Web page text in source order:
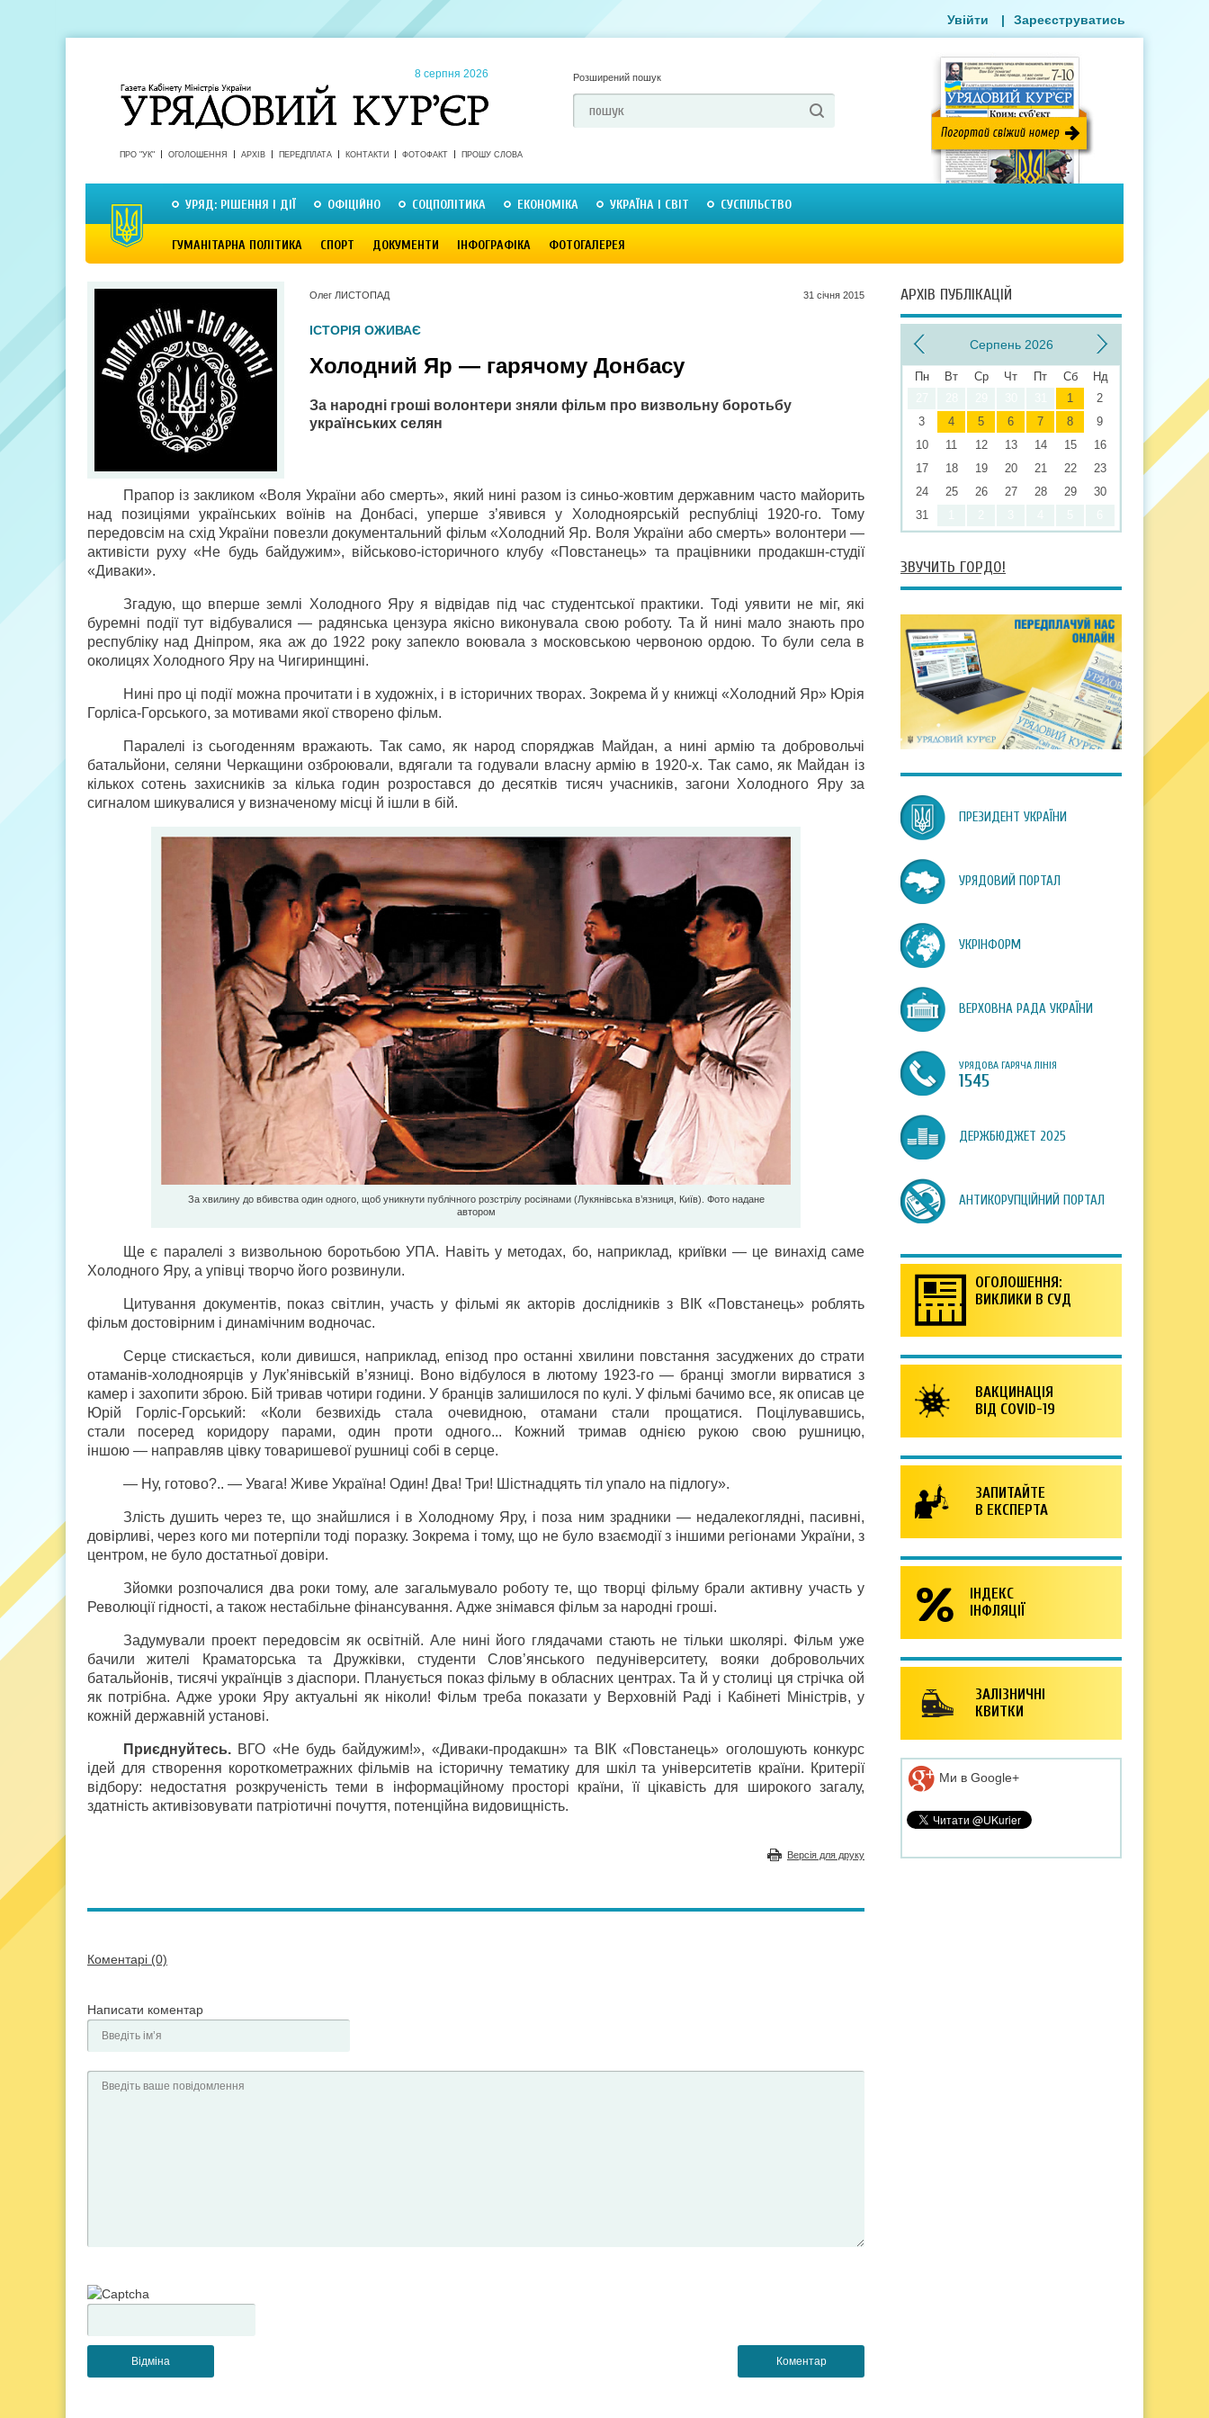
8 серпня 2026 Розширений пошук
ПРО "УК" ОГОЛОШЕННЯ АРХІВ ПЕРЕДПЛАТА КОНТАКТИ ФОТОФАКТ ПРОШУ СЛОВА
УРЯД: РІШЕННЯ І ДІЇ ОФІЦІЙНО СОЦПОЛІТИКА ЕКОНОМІКА УКРАЇНА І СВІТ СУСПІЛЬСТВО
ГУМАНІТАРНА ПОЛІТИКА СПОРТ ДОКУМЕНТИ ІНФОГРАФІКА ФОТОГАЛЕРЕЯ
Увійти | Зареєструватись
Олег ЛИСТОПАД 31 сiчня 2015
ІСТОРІЯ ОЖИВАЄ
Холодний Яр — гарячому Донбасу
За народні гроші волонтери зняли фільм про визвольну боротьбу
українських селян
Прапор із закликом «Воля України або смерть», який нині разом із синьо-жовтим державним часто майорить
над позиціями українських воїнів на Донбасі, уперше з’явився у Холодноярській республіці 1920-го. Тому
передовсім на cхід України повезли документальний фільм «Холодний Яр. Воля України або смерть» волонтери —
активісти руху «Не будь байдужим», військово-історичного клубу «Повстанець» та працівники продакшн-студії
«Диваки».
Згадую, що вперше землі Холодного Яру я відвідав під час студентської практики. Тоді уявити не міг, які
буремні події тут відбувалися — радянська цензура якісно виконувала свою роботу. Та й нині мало знають про
республіку над Дніпром, яка аж до 1922 року запекло воювала з московською червоною ордою. То були села в
околицях Холодного Яру на Чигиринщині.
Нині про ці події можна прочитати і в художніх, і в історичних творах. Зокрема й у книжці «Холодний Яр» Юрія
Горліса-Горського, за мотивами якої створено фільм.
Паралелі із сьогоденням вражають. Так само, як народ споряджав Майдан, а нині армію та добровольчі
батальйони, селяни Черкащини озброювали, вдягали та годували власну армію в 1920-х. Так само, як Майдан із
кількох сотень захисників за кілька годин розростався до десятків тисяч учасників, загони Холодного Яру за
сигналом шикувалися у визначеному місці й ішли в бій.
За хвилину до вбивства один одного, щоб уникнути публічного розстрілу росіянами (Лукянівська в’язниця, Київ). Фото надане
автором
Ще є паралелі з визвольною боротьбою УПА. Навіть у методах, бо, наприклад, криївки — це винахід саме
Холодного Яру, а упівці творчо його розвинули.
Цитування документів, показ світлин, участь у фільмі як акторів дослідників з ВІК «Повстанець» роблять
фільм достовірним і динамічним водночас.
Серце стискається, коли дивишся, наприклад, епізод про останні хвилини повстання засуджених до страти
отаманів-холодноярців у Лук’янівській в’язниці. Воно відбулося в лютому 1923-го — бранці змогли вирватися з
камер і захопити зброю. Бій тривав чотири години. У бранців залишилося по кулі. У фільмі бачимо все, як описав це
Юрій Горліс-Горський: «Коли безвихідь стала очевидною, отамани стали прощатися. Поцілувавшись,
стали посеред коридору парами, один проти одного... Кожний тримав однією рукою свою рушницю,
іншою — направляв цівку товаришевої рушниці собі в серце.
— Ну, готово?.. — Увага! Живе Україна! Один! Два! Три! Шістнадцять тіл упало на підлогу».
Злість душить через те, що знайшлися і в Холодному Яру, і поза ним зрадники — недалекоглядні, пасивні,
довірливі, через кого ми потерпіли тоді поразку. Зокрема і тому, що не було взаємодії з іншими регіонами України, з
центром, не було достатньої довіри.
Зйомки розпочалися два роки тому, але загальмувало роботу те, що творці фільму брали активну участь у
Революції гідності, а також нестабільне фінансування. Адже знімався фільм за народні гроші.
Задумували проект передовсім як освітній. Але нині його глядачами стають не тільки школярі. Фільм уже
бачили жителі Краматорська та Дружківки, студенти Слов’янського педуніверситету, вояки добровольчих
батальйонів, тисячі українців з діаспори. Планується показ фільму в обласних центрах. Та й у столиці ця стрічка ой
як потрібна. Адже уроки Яру актуальні як ніколи! Фільм треба показати у Верховній Раді і Кабінеті Міністрів, у
кожній державній установі.
Приєднуйтесь. ВГО «Не будь байдужим!», «Диваки-продакшн» та ВІК «Повстанець» оголошують конкурс
ідей для створення короткометражних фільмів на історичну тематику для шкіл та університетів країни. Критерії
відбору: недостатня розкрученість теми в інформаційному просторі країни, її цікавість для широкого загалу,
здатність активізовувати патріотичні почуття, потенційна видовищність.
Версія для друку
Коментарі (0)
Написати коментар
АРХІВ ПУБЛІКАЦІЙ
Серпень 2026
Пн Вт Ср Чт Пт Сб
Нд
1
2
3
4 5 6 7 8
9
10
11 12 13 14 15
16
17
18 19 20 21 22
23
24
25 26 27 28 29
30
31
ЗВУЧИТЬ ГОРДО!
ПРЕЗИДЕНТ УКРАЇНИ
УРЯДОВИЙ ПОРТАЛ
УКРІНФОРМ
ВЕРХОВНА РАДА УКРАЇНИ
УРЯДОВА ГАРЯЧА ЛІНІЯ
1545
ДЕРЖБЮДЖЕТ 2025
АНТИКОРУПЦІЙНИЙ ПОРТАЛ
ОГОЛОШЕННЯ:
ВИКЛИКИ В СУД
ВАКЦИНАЦІЯ
ВІД COVID-19
ЗАПИТАЙТЕ
В ЕКСПЕРТА
ІНДЕКС
ІНФЛЯЦІЇ
ЗАЛІЗНИЧНІ
КВИТКИ
Ми в Google+